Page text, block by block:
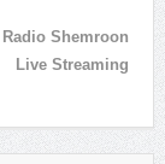
Radio Shemroon
Live Streaming